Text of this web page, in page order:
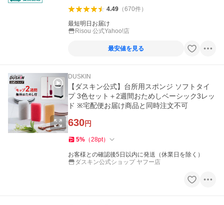
4.49（670件）
最短明日お届け
Risou 公式Yahoo!店
最安値を見る
DUSKIN
【ダスキン公式】台所用スポンジ ソフトタイ
プ 3色セット＋2週間おためしベーシック3レッ
ド ※宅配便お届け商品と同時注文不可
630円
5% （28pt）
お客様との確認後5日以内に発送（休業日を除く）
ダスキン公式ショップ ヤフー店